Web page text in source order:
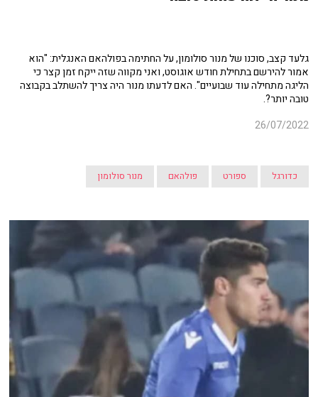
גלעד קצב, סוכנו של מנור סולומון, על החתימה בפולהאם האנגלית: "הוא
אמור להירשם בתחילת חודש אוגוסט, ואני מקווה שזה ייקח זמן קצר כי
הליגה מתחילה עוד שבועיים". האם לדעתו מנור היה צריך להשתלב בקבוצה
טובה יותר?.
26/07/2022
כדורגל ספורט פולהאם מנור סולומון